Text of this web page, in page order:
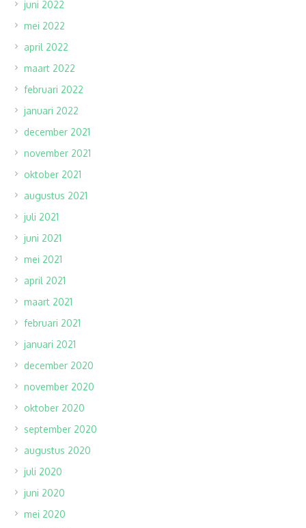
juni 2022
mei 2022
april 2022
maart 2022
februari 2022
januari 2022
december 2021
november 2021
oktober 2021
augustus 2021
juli 2021
juni 2021
mei 2021
april 2021
maart 2021
februari 2021
januari 2021
december 2020
november 2020
oktober 2020
september 2020
augustus 2020
juli 2020
juni 2020
mei 2020